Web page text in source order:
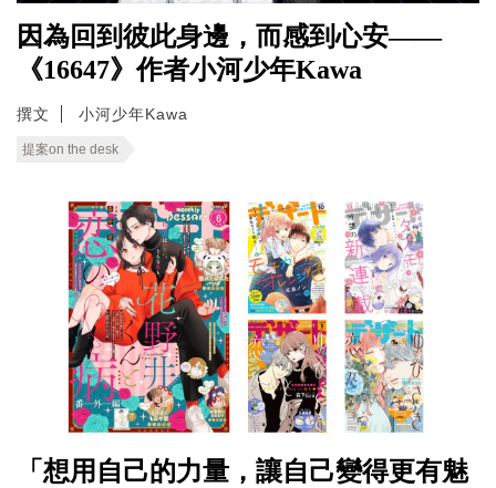
因為回到彼此身邊，而感到心安——
《16647》作者小河少年Kawa
撰文 小河少年Kawa
提案on the desk
「想用自己的力量，讓自己變得更有魅